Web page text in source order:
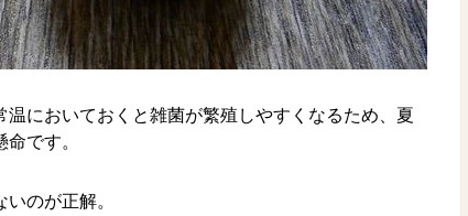
においておくと雑菌が繁殖しやすくなるため、夏
です。
のが正解。